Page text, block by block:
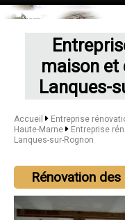
maison
Lanques-
Accueil
Entreprise
Haute-Marne
Entreprise
Lanques-sur-Rognon
Rénovation